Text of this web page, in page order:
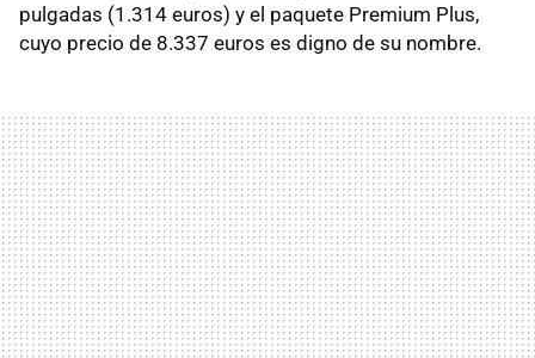
pulgadas (1.314 euros) y el paquete Premium Plus,
cuyo precio de 8.337 euros es digno de su nombre.